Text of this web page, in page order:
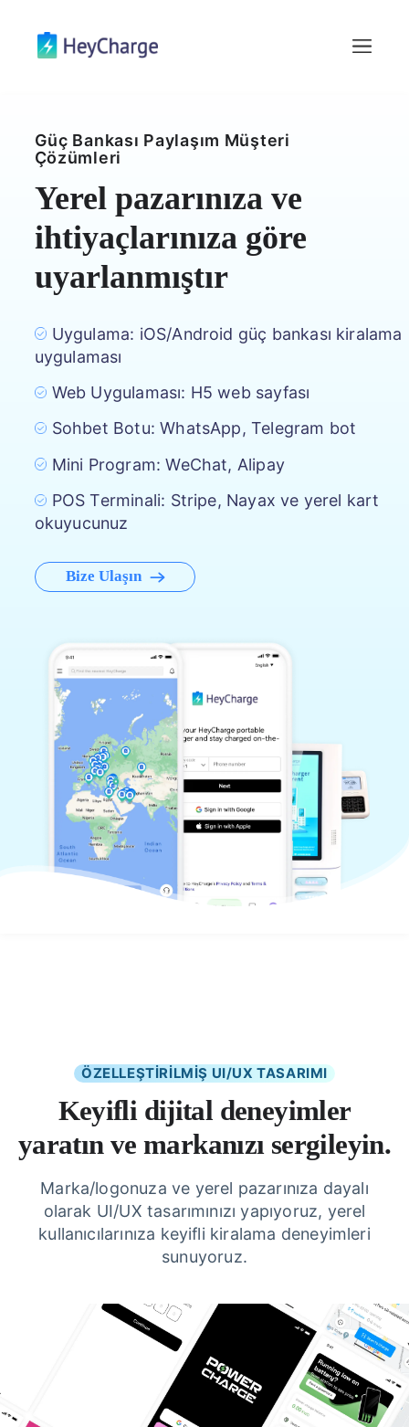
Güç Bankası Paylaşım Müşteri
Çözümleri
Yerel pazarınıza ve
ihtiyaçlarınıza göre
uyarlanmıştır
Uygulama: iOS/Android güç bankası kiralama
uygulaması
Web Uygulaması: H5 web sayfası
Sohbet Botu: WhatsApp, Telegram bot
Mini Program: WeChat, Alipay
POS Terminali: Stripe, Nayax ve yerel kart
okuyucunuz
Bize Ulaşın
ÖZELLEŞTİRİLMİŞ UI/UX TASARIMI
Keyifli dijital deneyimler
yaratın ve markanızı sergileyin.
Marka/logonuza ve yerel pazarınıza dayalı
olarak UI/UX tasarımınızı yapıyoruz, yerel
kullanıcılarınıza keyifli kiralama deneyimleri
sunuyoruz.